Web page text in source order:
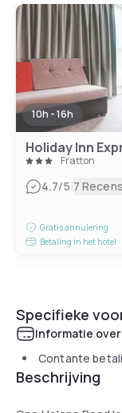
10h - 16h
Fratton
4.7/5|7
Gratis annulering
Betaling in het hotel
Specifieke
Informatie
Contante
Beschrijving